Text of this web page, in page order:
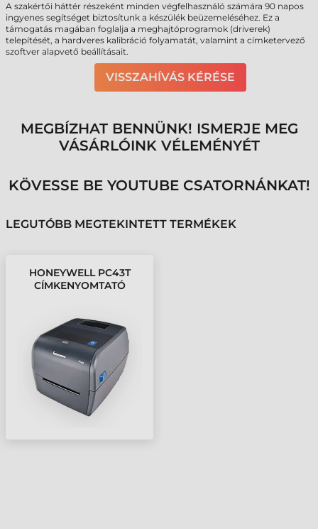
A szakértői háttér részeként minden végfelhasználó számára 90 napos
ingyenes segítséget biztosítunk a készülék beüzemeléséhez. Ez a
támogatás magában foglalja a meghajtóprogramok (driverek)
telepítését, a hardveres kalibráció folyamatát, valamint a címketervező
szoftver alapvető beállításait.
VISSZAHÍVÁS KÉRÉSE
MEGBÍZHAT BENNÜNK! ISMERJE MEG
VÁSÁRLÓINK VÉLEMÉNYÉT
KÖVESSE BE YOUTUBE CSATORNÁNKAT!
LEGUTÓBB MEGTEKINTETT TERMÉKEK
HONEYWELL PC43T
CÍMKENYOMTATÓ